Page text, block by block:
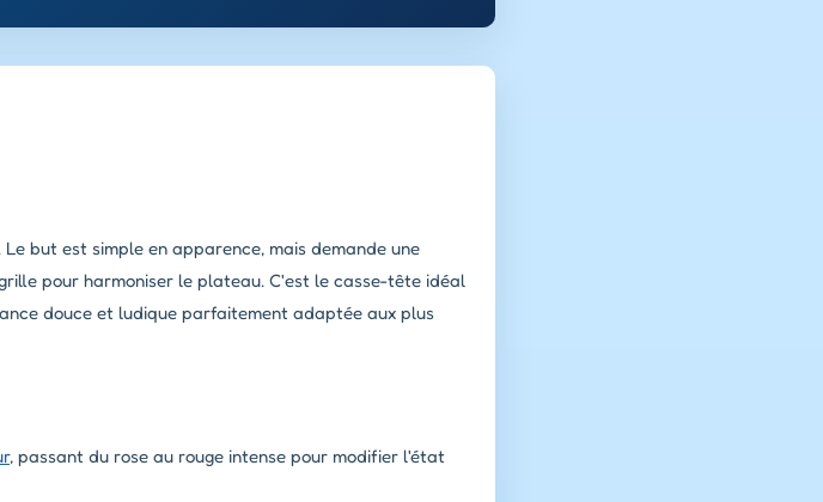
but est simple en apparence, mais demande une
pour harmoniser le plateau. C'est le casse-tête idéal
douce et ludique parfaitement adaptée aux plus
, passant du rose au rouge intense pour modifier l'état